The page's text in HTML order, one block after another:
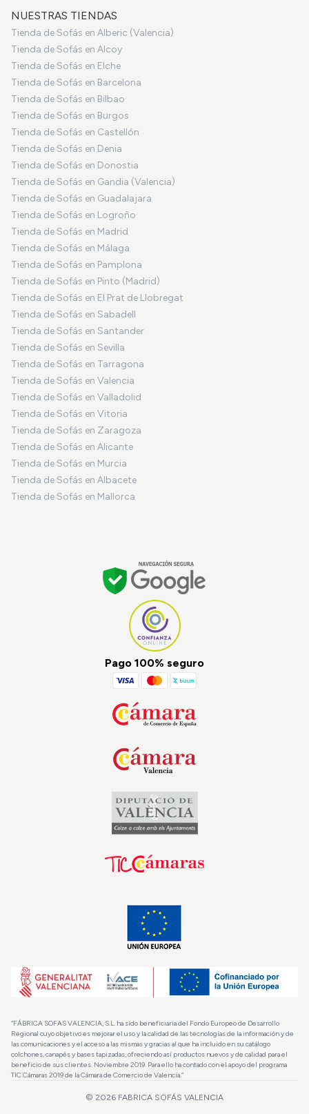
NUESTRAS TIENDAS
Tienda de Sofás en Alberic (Valencia)
Tienda de Sofás en Alcoy
Tienda de Sofás en Elche
Tienda de Sofás en Barcelona
Tienda de Sofás en Bilbao
Tienda de Sofás en Burgos
Tienda de Sofás en Castellón
Tienda de Sofás en Denia
Tienda de Sofás en Donostia
Tienda de Sofás en Gandia (Valencia)
Tienda de Sofás en Guadalajara
Tienda de Sofás en Logroño
Tienda de Sofás en Madrid
Tienda de Sofás en Málaga
Tienda de Sofás en Pamplona
Tienda de Sofás en Pinto (Madrid)
Tienda de Sofás en El Prat de Llobregat
Tienda de Sofás en Sabadell
Tienda de Sofás en Santander
Tienda de Sofás en Sevilla
Tienda de Sofás en Tarragona
Tienda de Sofás en Valencia
Tienda de Sofás en Valladolid
Tienda de Sofás en Vitoria
Tienda de Sofás en Zaragoza
Tienda de Sofás en Alicante
Tienda de Sofás en Murcia
Tienda de Sofás en Albacete
Tienda de Sofás en Mallorca
Pago 100% seguro
“FÁBRICA SOFAS VALENCIA, S.L. ha sido beneficiaria del Fondo Europeo de Desarrollo
Regional cuyo objetivo es mejorar el uso y la calidad de las tecnologías de la información y de
las comunicaciones y el acceso a las mismas y gracias al que ha incluido en su catálogo
colchones, canapés y bases tapizadas, ofreciendo así productos nuevos y de calidad para el
beneficio de sus clientes. Noviembre 2019. Para ello ha contado con el apoyo del programa
TIC Cámaras 2019 de la Cámara de Comercio de Valencia.”
© 2026 FABRICA SOFÁS VALENCIA